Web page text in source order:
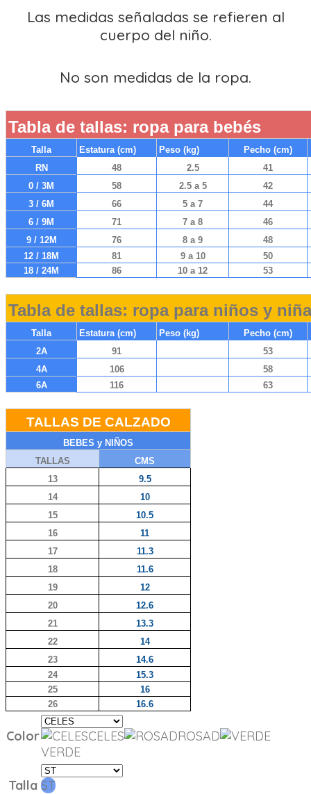
Las medidas señaladas se refieren al
cuerpo del niño.
No son medidas de la ropa.
Tabla de tallas: ropa para bebés
Talla Estatura (cm) Peso (kg)
Pecho (cm)
RN
48 2.5
41
0 / 3M
58 2.5 a 5
42
3 / 6M
66 5 a 7
44
6 / 9M
71 7 a 8
46
9 / 12M
76 8 a 9
48
12 / 18M
81 9 a 10
50
18 / 24M
86 10 a 12 53
Tabla de tallas: ropa para niños y
Talla Estatura (cm) Peso (kg)
Pecho (cm)
2A
91
53
4A
106
58
6A
116 63
TALLAS DE CALZADO
BEBES y NIÑOS
TALLAS
CMS
13
9.5
14
10
15
10.5
16
11
17
11.3
18
11.6
19
12
20
12.6
21
13.3
22
14
23
14.6
24
15.3
25
16
26
16.6
Color CELES
ROSAD
VERDE
Talla ST